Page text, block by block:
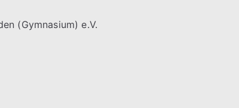
(Gymnasium) e.V.